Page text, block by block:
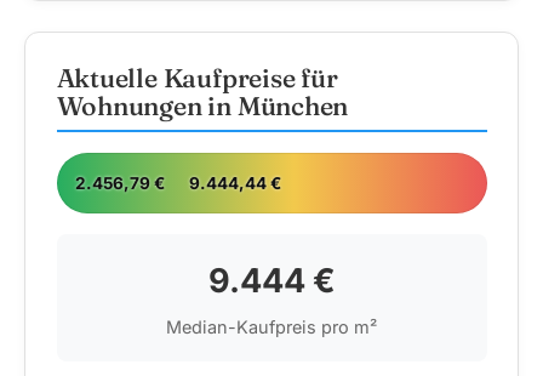
Aktuelle Kaufpreise für
Wohnungen in München
2.456,79 € 9.444,44 €
9.444 €
Median-Kaufpreis pro m²